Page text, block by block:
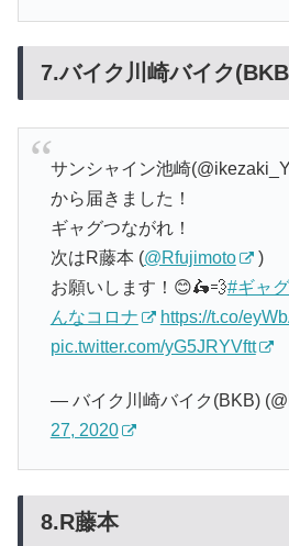
7.バイク川崎バイク
サンシャイン池崎
から届きました！
ギャグつながれ！
次はR藤本 (@Rfujimoto
)
お願いします！😊🛵💨#ギャ
んなコロナ
https://t.co/
pic.twitter.com/yG5JRYVftt
— バイク川崎バイク(BKB)
27, 2020
8.R藤本